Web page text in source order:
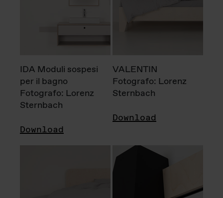
IDA Moduli sospesi
per il bagno
Fotografo: Lorenz
Sternbach
Download
VALENTIN
Fotografo: Lorenz
Sternbach
Download